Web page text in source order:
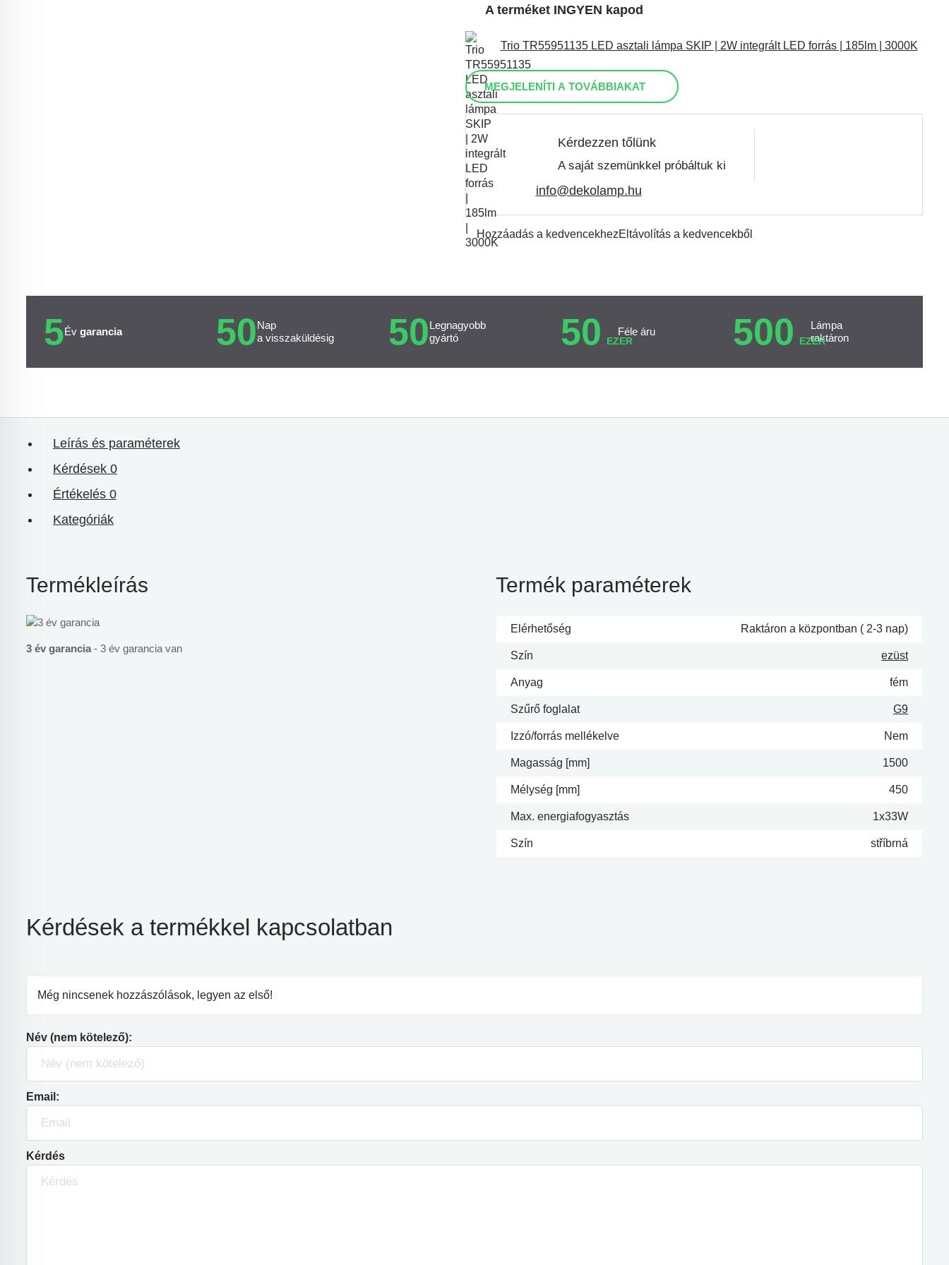
A terméket INGYEN kapod
Trio TR55951135 LED asztali lámpa SKIP | 2W integrált LED forrás | 185lm | 3000K
MEGJELENÍTI A TOVÁBBIAKAT
Kérdezzen tőlünk
A saját szemünkkel próbáltuk ki
info@dekolamp.hu
Hozzáadás a kedvencekhezEltávolítás a kedvencekből
5Év garancia 50Nap
a visszaküldésig
50Legnagyobb
gyártó
50 EZER
Féle áru 500 EZER
Lámpa
raktáron
Leírás és paraméterek
Kérdések 0
Értékelés 0
Kategóriák
Termékleírás
3 év garancia - 3 év garancia van
Termék paraméterek
Elérhetőség Raktáron a központban ( 2-3 nap)
Szín ezüst
Anyag fém
Szűrő foglalat G9
Izzó/forrás mellékelve Nem
Magasság [mm] 1500
Mélység [mm] 450
Max. energiafogyasztás 1x33W
Szín stříbrná
Kérdések a termékkel kapcsolatban
Még nincsenek hozzászólások, legyen az első!
Név (nem kötelező):
Email:
Kérdés